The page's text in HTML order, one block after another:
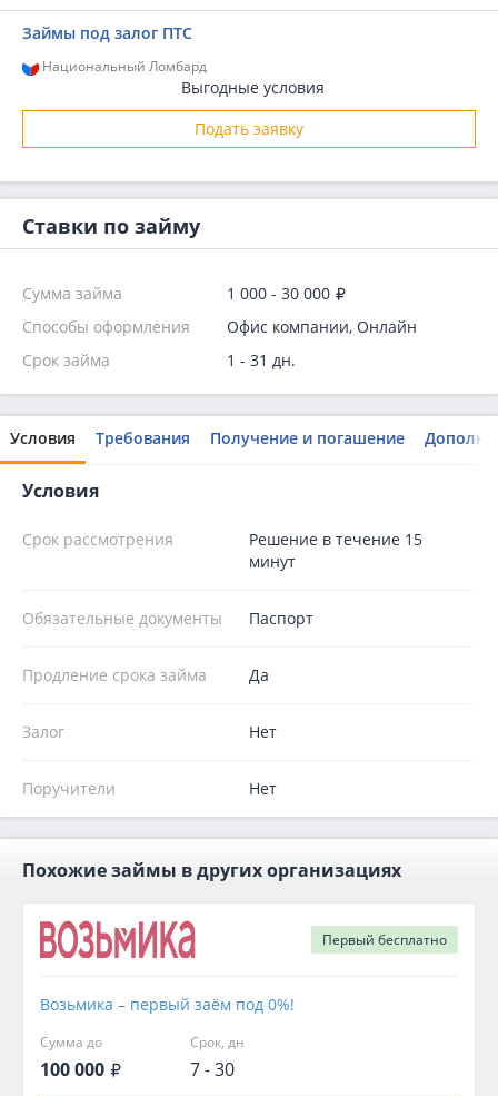
Займы под залог ПТС
Национальный Ломбард
Выгодные условия
Подать заявку
Ставки по займу
Сумма займа
1 000 - 30 000
Способы оформления
Офис компании, Онлайн
Срок займа
1 - 31 дн.
Условия Требования Получение и погашение
Условия
Срок рассмотрения
Решение в течение 15
минут
Обязательные документы Паспорт
Продление срока займа Да
Залог Нет
Поручители Нет
Похожие займы в других организациях
Первый бесплатно
Возьмика – первый заём под 0%!
Сумма до
100 000
Срок, дн
7 - 30